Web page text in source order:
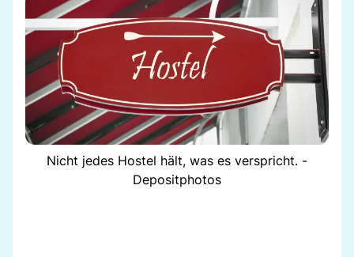
Nicht jedes Hostel hält, was es verspricht. -
Depositphotos